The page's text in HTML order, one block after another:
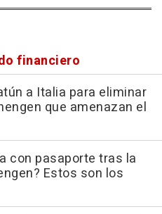
financiero
a Italia para eliminar
que amenazan el
con pasaporte tras la
Estos son los